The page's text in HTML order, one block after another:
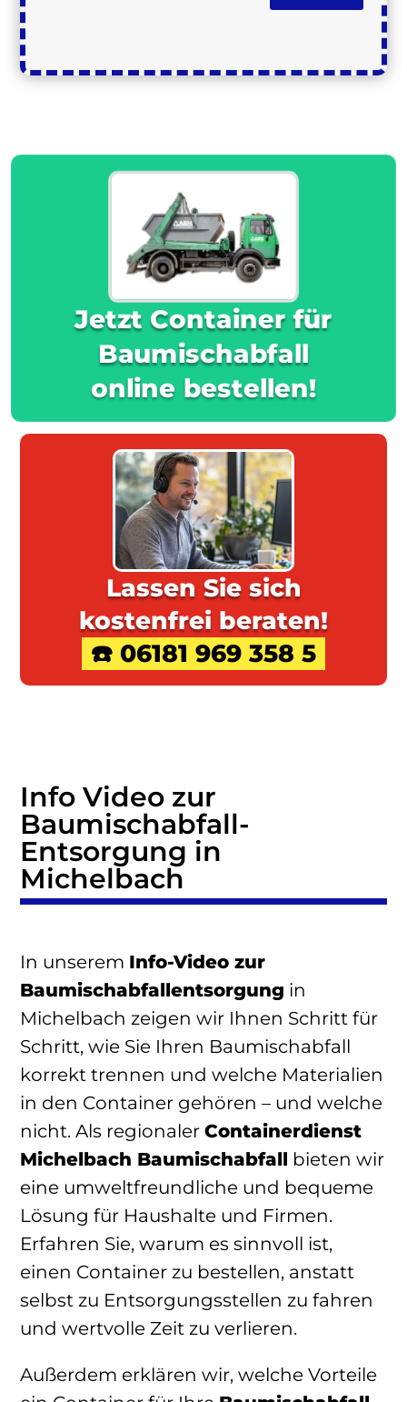
Jetzt Container für
Baumischabfall
online bestellen!
Lassen Sie sich
kostenfrei beraten!
☎️ 06181 969 358 5
Info Video zur
Baumischabfall-
Entsorgung in
Michelbach
In unserem Info-Video zur
Baumischabfallentsorgung in
Michelbach zeigen wir Ihnen Schritt für
Schritt, wie Sie Ihren Baumischabfall
korrekt trennen und welche Materialien
in den Container gehören – und welche
nicht. Als regionaler Containerdienst
Michelbach Baumischabfall bieten wir
eine umweltfreundliche und bequeme
Lösung für Haushalte und Firmen.
Erfahren Sie, warum es sinnvoll ist,
einen Container zu bestellen, anstatt
selbst zu Entsorgungsstellen zu fahren
und wertvolle Zeit zu verlieren.
Außerdem erklären wir, welche Vorteile